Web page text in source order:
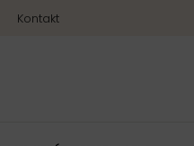
Kontakt